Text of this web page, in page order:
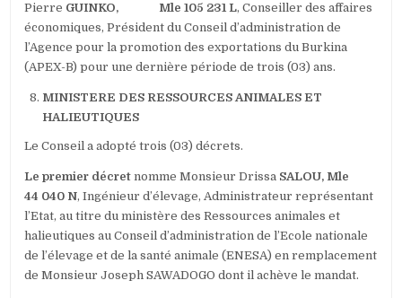
Pierre GUINKO, Mle 105 231 L, Conseiller des affaires
économiques, Président du Conseil d’administration de
l’Agence pour la promotion des exportations du Burkina
(APEX-B) pour une dernière période de trois (03) ans.
MINISTERE DES RESSOURCES ANIMALES ET
HALIEUTIQUES
Le Conseil a adopté trois (03) décrets.
Le premier décret nomme Monsieur Drissa SALOU, Mle
44 040 N, Ingénieur d’élevage, Administrateur représentant
l’Etat, au titre du ministère des Ressources animales et
halieutiques au Conseil d’administration de l’Ecole nationale
de l’élevage et de la santé animale (ENESA) en remplacement
de Monsieur Joseph SAWADOGO dont il achève le mandat.